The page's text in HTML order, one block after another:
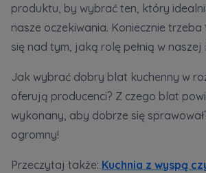
produktu, by wybrać ten, który
nasze oczekiwania. Koniecznie
się nad tym, jaką rolę pełnią w naszej
Jak wybrać dobry blat kuchenny w
oferują producenci? Z czego blat
wykonany, aby dobrze się
ogromny!
Przeczytaj także: Kuchnia z wyspą